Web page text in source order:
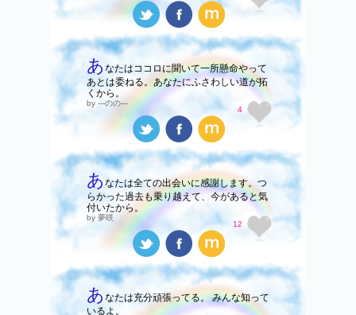
あ なたはココロに聞いて一所懸命やって
あとは委ねる。あなたにふさわしい道が拓
くから。
by ---のの---
4
あ なたは全ての出会いに感謝します。つ
らかった過去も乗り越えて、今があると気
付いたから。
by 夢咲
12
あ なたは充分頑張ってる。 みんな知って
いるよ。